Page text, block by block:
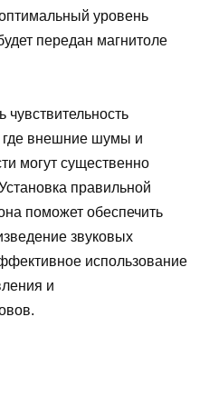
уровень
передан магнитоле
внешние шумы и
могут существенно
правильной
поможет обеспечить
звуковых
использование
и